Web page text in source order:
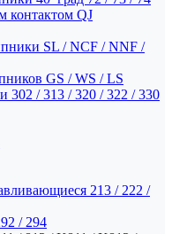
контактом QJ
SL / NCF / NNF /
GS / WS / LS
302 / 313 / 320 / 322 / 330
213 / 222 /
/ 294